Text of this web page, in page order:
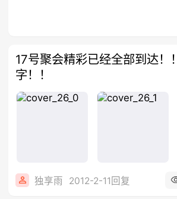
17号聚会精彩已经全部到达！
字！！
独享雨 2012-2-11回复